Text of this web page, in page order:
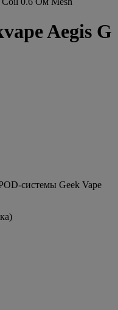
Aegis G
системы Geek Vape